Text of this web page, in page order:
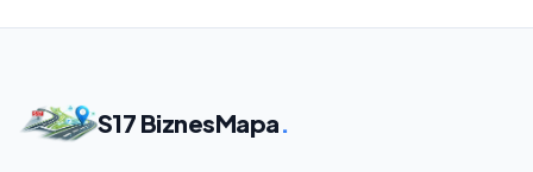
S17 BiznesMapa.